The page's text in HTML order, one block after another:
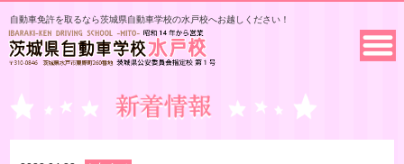
自動車免許を取るなら茨城県自動車学校の水戸校へお越しください！